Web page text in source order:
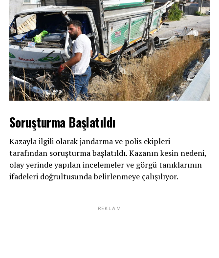
Soruşturma Başlatıldı
Kazayla ilgili olarak jandarma ve polis ekipleri
tarafından soruşturma başlatıldı. Kazanın kesin nedeni,
olay yerinde yapılan incelemeler ve görgü tanıklarının
ifadeleri doğrultusunda belirlenmeye çalışılıyor.
REKLAM